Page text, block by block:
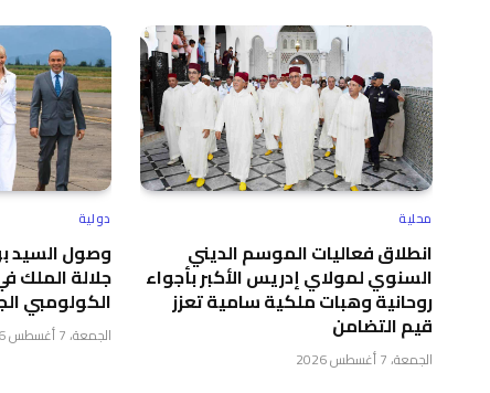
محلية
انطلاق فعاليات الموسم الديني
السنوي لمولاي إدريس الأكبر بأجواء
روحانية وهبات ملكية سامية تعزز
قيم التضامن
الجمعة، 7 أغسطس 2026
دولية
وصول السيد
جلالة الملك
الكولومبي
الجمعة، 7 أغسطس 2026